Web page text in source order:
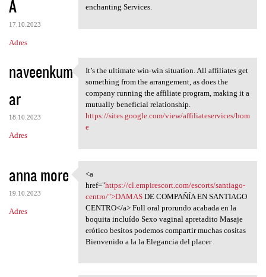
A
17.10.2023
Adres
enchanting Services.
naveenkum
ar
18.10.2023
Adres
It’s the ultimate win-win
It’s the ultimate win-win situation. All affiliates get
something from the arrangement, as does the
company running the affiliate program, making it a
mutually beneficial relationship.
https://sites.google.com/view/affiliateservices/hom
e
anna more
19.10.2023
Adres
<a href="https://cl
<a
href="https://cl.empirescort.com/escorts/santiago-
centro/">DAMASDE COMPAÑÍA EN SANTIAGO
CENTRO</a> Full oral prorundo acabada en la
boquita incluído Sexo vaginal apretadito Masaje
erótico besitos podemos compartir muchas cositas
Bienvenido a la la Elegancia del placer